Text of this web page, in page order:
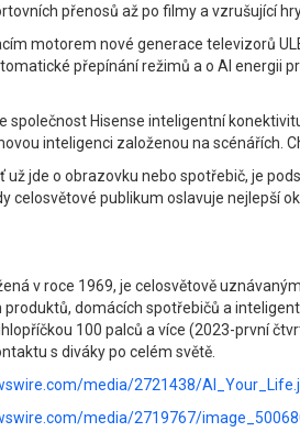
přenosů až po filmy a vzrušující
motorem nové generace televizorů
přepínání režimů a o AI energii
společnost Hisense inteligentní
inteligenci založenou na scénářích.
už jde o obrazovku nebo spotřebič, je
celosvětové publikum oslavuje nejlepší
v roce 1969, je celosvětově
domácích spotřebičů a
100 palců a více (2023-první
s diváky po celém světě.
media/2721438/
media/2719767/